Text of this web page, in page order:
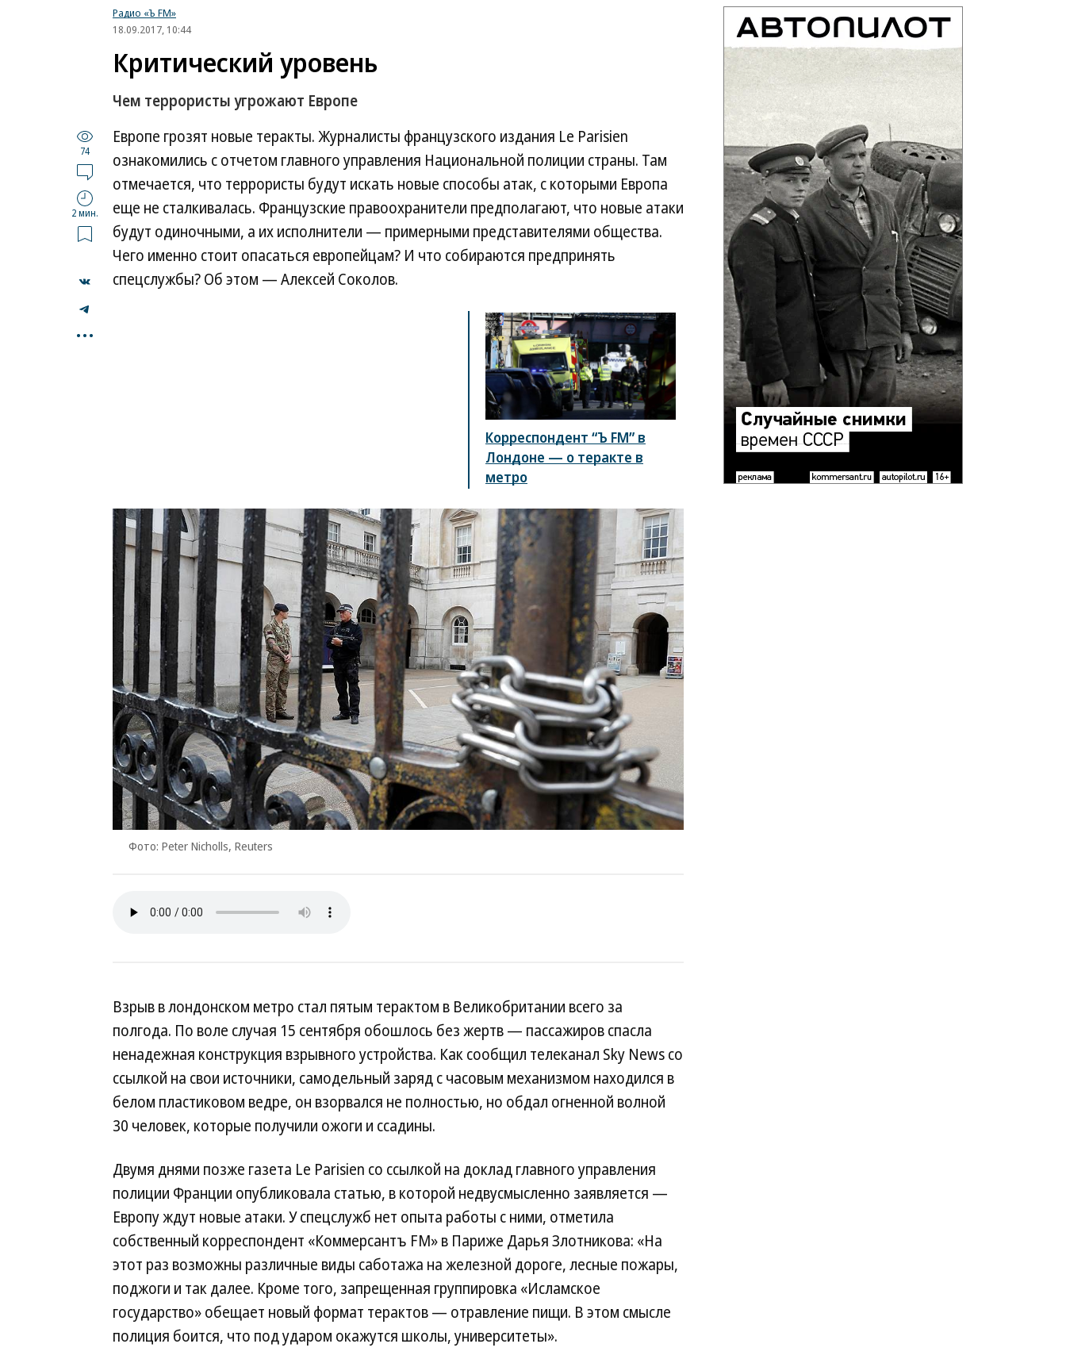
Радио «Ъ FM»
18.09.2017, 10:44
Критический уровень
Чем террористы угрожают Европе
74
2 мин.
...
Европе грозят новые теракты. Журналисты французского издания Le Parisien
ознакомились с отчетом главного управления Национальной полиции страны. Там
отмечается, что террористы будут искать новые способы атак, с которыми Европа
еще не сталкивалась. Французские правоохранители предполагают, что новые атаки
будут одиночными, а их исполнители — примерными представителями общества.
Чего именно стоит опасаться европейцам? И что собираются предпринять
спецслужбы? Об этом — Алексей Соколов.
Корреспондент “Ъ FM” в
Лондоне — о теракте в
метро
Фото: Peter Nicholls, Reuters
Взрыв в лондонском метро стал пятым терактом в Великобритании всего за
полгода. По воле случая 15 сентября обошлось без жертв — пассажиров спасла
ненадежная конструкция взрывного устройства. Как сообщил телеканал Sky News со
ссылкой на свои источники, самодельный заряд с часовым механизмом находился в
белом пластиковом ведре, он взорвался не полностью, но обдал огненной волной
30 человек, которые получили ожоги и ссадины.
Двумя днями позже газета Le Parisien со ссылкой на доклад главного управления
полиции Франции опубликовала статью, в которой недвусмысленно заявляется —
Европу ждут новые атаки. У спецслужб нет опыта работы с ними, отметила
собственный корреспондент «Коммерсантъ FM» в Париже Дарья Злотникова: «На
этот раз возможны различные виды саботажа на железной дороге, лесные пожары,
поджоги и так далее. Кроме того, запрещенная группировка «Исламское
государство» обещает новый формат терактов — отравление пищи. В этом смысле
полиция боится, что под ударом окажутся школы, университеты».